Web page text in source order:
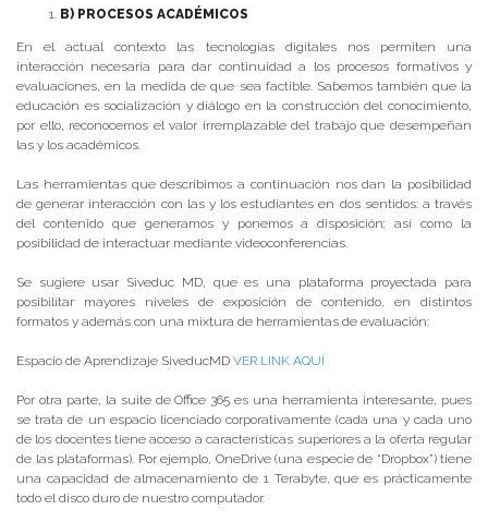
B) PROCESOS ACADÉMICOS
En el actual contexto las tecnologías digitales nos permiten una
interacción necesaria para dar continuidad a los procesos formativos y
evaluaciones, en la medida de que sea factible. Sabemos también que la
educación es socialización y diálogo en la construcción del conocimiento,
por ello, reconocemos el valor irremplazable del trabajo que desempeñan
las y los académicos.
Las herramientas que describimos a continuación nos dan la posibilidad
de generar interacción con las y los estudiantes en dos sentidos: a través
del contenido que generamos y ponemos a disposición; así como la
posibilidad de interactuar mediante videoconferencias.
Se sugiere usar Siveduc MD, que es una plataforma proyectada para
posibilitar mayores niveles de exposición de contenido, en distintos
formatos y además con una mixtura de herramientas de evaluación:
Espacio de Aprendizaje SiveducMD VER LINK AQUÍ
Por otra parte, la suite de Office 365 es una herramienta interesante, pues
se trata de un espacio licenciado corporativamente (cada una y cada uno
de los docentes tiene acceso a características superiores a la oferta regular
de las plataformas). Por ejemplo, OneDrive (una especie de “Dropbox”) tiene
una capacidad de almacenamiento de 1 Terabyte, que es prácticamente
todo el disco duro de nuestro computador.